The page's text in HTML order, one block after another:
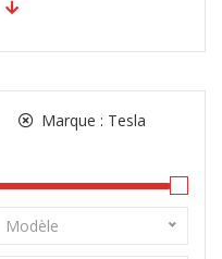
Marque : Tesla
Modèle